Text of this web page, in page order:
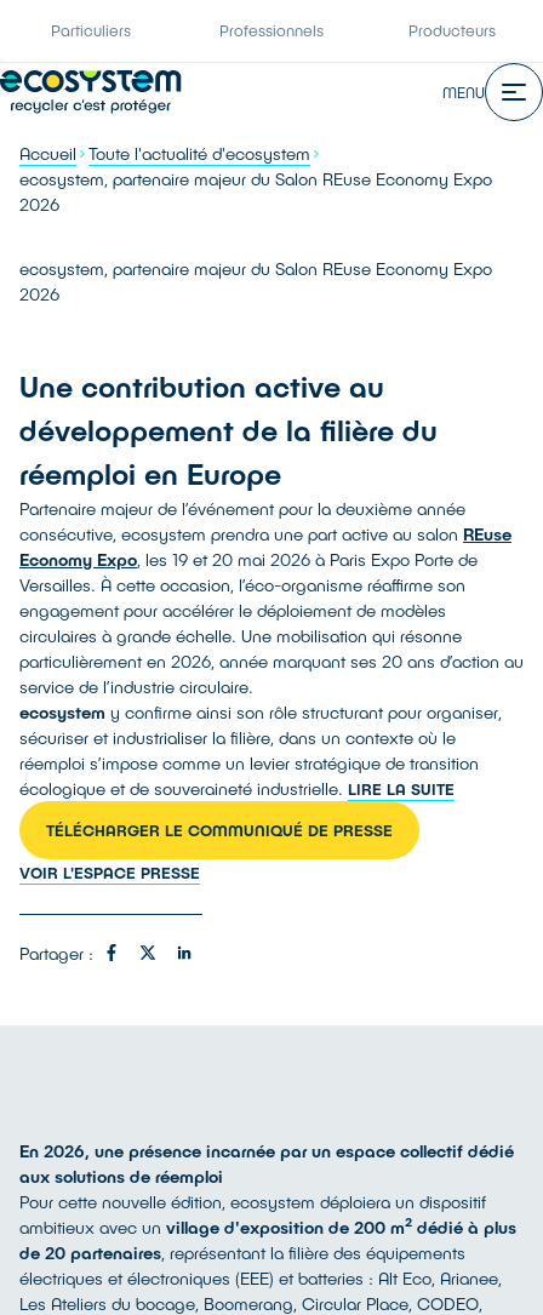
Particuliers Professionnels Producteurs
MENU
Accueil
Toute l'actualité d'ecosystem
ecosystem, partenaire majeur du Salon REuse Economy Expo
2026
ecosystem, partenaire majeur du Salon REuse Economy Expo
2026
Une contribution active au
développement de la filière du
réemploi en Europe
Partenaire majeur de l’événement pour la deuxième année
consécutive, ecosystem prendra une part active au salon REuse
Economy Expo, les 19 et 20 mai 2026 à Paris Expo Porte de
Versailles. À cette occasion, l’éco-organisme réaffirme son
engagement pour accélérer le déploiement de modèles
circulaires à grande échelle. Une mobilisation qui résonne
particulièrement en 2026, année marquant ses 20 ans d’action au
service de l’industrie circulaire.
ecosystem y confirme ainsi son rôle structurant pour organiser,
sécuriser et industrialiser la filière, dans un contexte où le
réemploi s’impose comme un levier stratégique de transition
écologique et de souveraineté industrielle. LIRE LA SUITE
TÉLÉCHARGER LE COMMUNIQUÉ DE PRESSE
VOIR L'ESPACE PRESSE
Partager :
En 2026, une présence incarnée par un espace collectif dédié
aux solutions de réemploi
Pour cette nouvelle édition, ecosystem déploiera un dispositif
ambitieux avec un village d'exposition de 200 m² dédié à plus
de 20 partenaires, représentant la filière des équipements
électriques et électroniques (EEE) et batteries : Alt Eco, Arianee,
Les Ateliers du bocage, Boomerang, Circular Place, CODEO,